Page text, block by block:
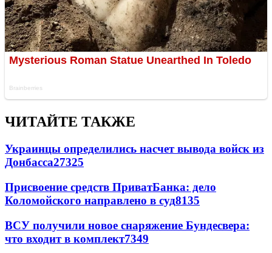
ЧИТАЙТЕ ТАКЖЕ
Украинцы определились насчет вывода войск из
Донбасса27325
Присвоение средств ПриватБанка: дело
Коломойского направлено в суд8135
ВСУ получили новое снаряжение Бундесвера:
что входит в комплект7349